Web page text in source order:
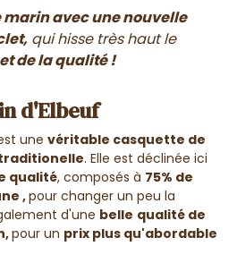
avec une nouvelle
qui hisse très haut le
de la qualité !
d'Elbeuf
une véritable casquette de
. Elle est déclinée ici
qualité, composés à 75% de
,pour changer un peu la
d'une belle qualité de
pour un prix plus qu'abordable